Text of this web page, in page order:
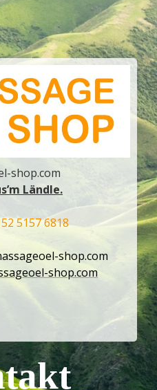
shop.com
Ländle.
5157 6818
shop.com
shop.com